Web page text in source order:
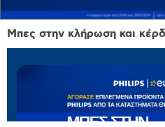
Μπες στην κλήρωση και